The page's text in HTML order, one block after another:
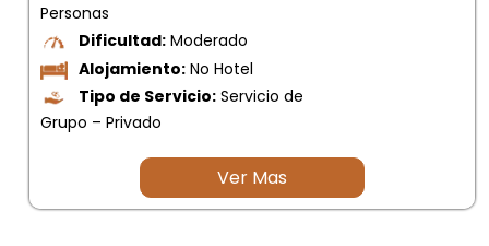
Personas
Dificultad: Moderado
Alojamiento: No Hotel
Tipo de Servicio: Servicio de
Grupo – Privado
Ver Mas